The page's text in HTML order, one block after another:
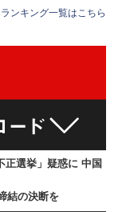
ランキング一覧はこちら
正選挙」疑惑に 中国
結の決断を